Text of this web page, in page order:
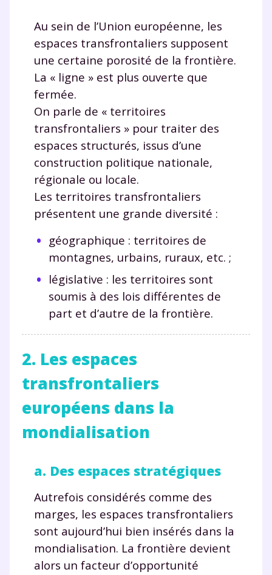
Au sein de l’Union européenne, les
espaces transfrontaliers supposent
une certaine porosité de la frontière.
La « ligne » est plus ouverte que
fermée.
On parle de « territoires
transfrontaliers » pour traiter des
espaces structurés, issus d’une
construction politique nationale,
régionale ou locale.
Les territoires transfrontaliers
présentent une grande diversité :
géographique : territoires de
montagnes, urbains, ruraux, etc. ;
législative : les territoires sont
soumis à des lois différentes de
part et d’autre de la frontière.
2. Les espaces
transfrontaliers
européens dans la
mondialisation
a. Des espaces stratégiques
Autrefois considérés comme des
marges, les espaces transfrontaliers
sont aujourd’hui bien insérés dans la
mondialisation. La frontière devient
alors un facteur d’opportunité